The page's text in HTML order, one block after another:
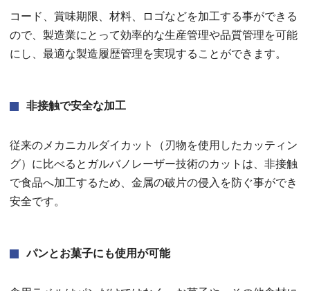
コード、賞味期限、材料、ロゴなどを加工する事ができる
ので、製造業にとって効率的な生産管理や品質管理を可能
にし、最適な製造履歴管理を実現することができます。
非接触で安全な加工
従来のメカニカルダイカット（刃物を使用したカッティン
グ）に比べるとガルバノレーザー技術のカットは、非接触
で食品へ加工するため、金属の破片の侵入を防ぐ事ができ
安全です。
パンとお菓子にも使用が可能